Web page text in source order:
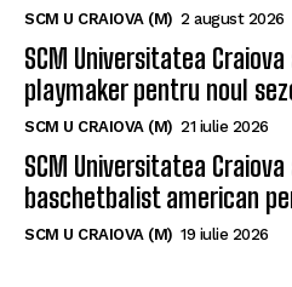
SCM U CRAIOVA (M) 2 august 2026
SCM Universitatea
playmaker pentru noul
SCM U CRAIOVA (M) 21 iulie 2026
SCM Universitatea
baschetbalist american
SCM U CRAIOVA (M) 19 iulie 2026